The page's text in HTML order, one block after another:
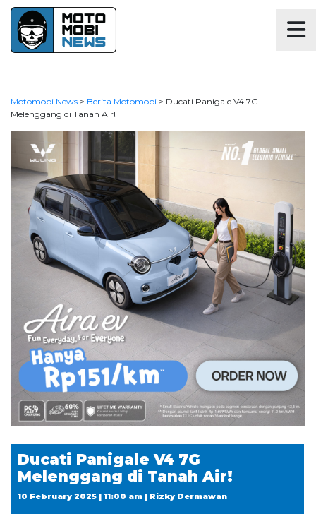
Motomobi News > Berita Motomobi > Ducati Panigale V4 7G
Melenggang di Tanah Air!
Ducati Panigale V4 7G
Melenggang di Tanah Air!
10 February 2025 | 11:00 am | Rizky Dermawan